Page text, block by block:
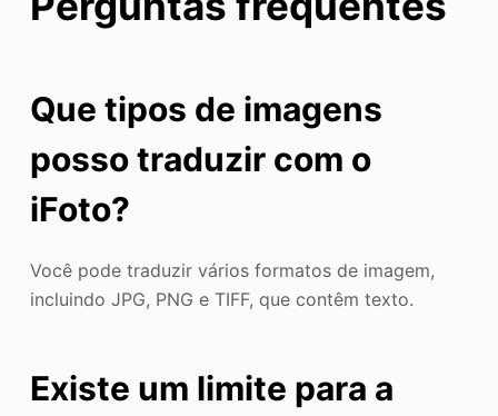
Que tipos de imagens
posso traduzir com o
iFoto?
Você pode traduzir vários formatos de imagem,
incluindo JPG, PNG e TIFF, que contêm texto.
Existe um limite para a